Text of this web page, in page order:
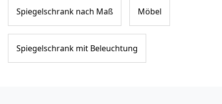
Spiegelschrank nach Maß Möbel
Spiegelschrank mit Beleuchtung